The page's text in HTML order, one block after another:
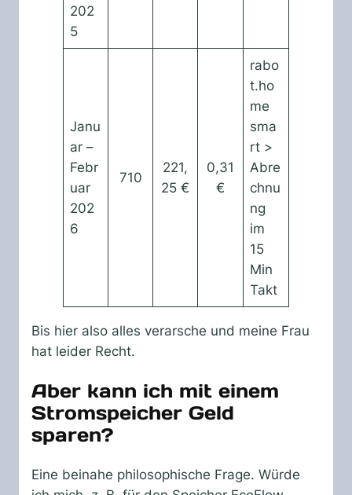
202
5
Janu
ar –
Febr
uar
202
6
710
221,
25 €
0,31
€
rabo
t.ho
me
sma
rt >
Abre
chnu
ng
im
15
Min
Takt
Bis hier also alles verarsche und meine Frau
hat leider Recht.
Aber kann ich mit einem
Stromspeicher Geld
sparen?
Eine beinahe philosophische Frage. Würde